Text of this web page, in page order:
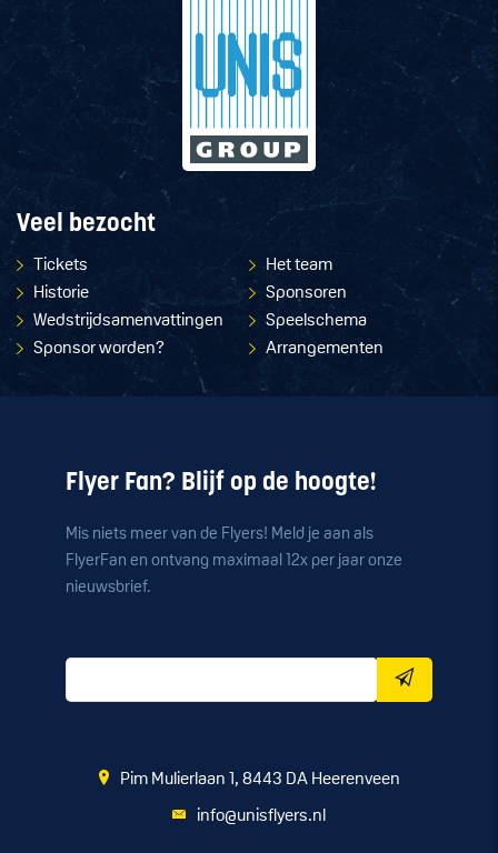
Veel bezocht
Tickets
Het team
Historie
Sponsoren
Wedstrijdsamenvattingen
Speelschema
Sponsor worden?
Arrangementen
Flyer Fan? Blijf op de hoogte!
Mis niets meer van de Flyers! Meld je aan als
FlyerFan en ontvang maximaal 12x per jaar onze
nieuwsbrief.
Pim Mulierlaan 1, 8443 DA Heerenveen
info@unisflyers.nl